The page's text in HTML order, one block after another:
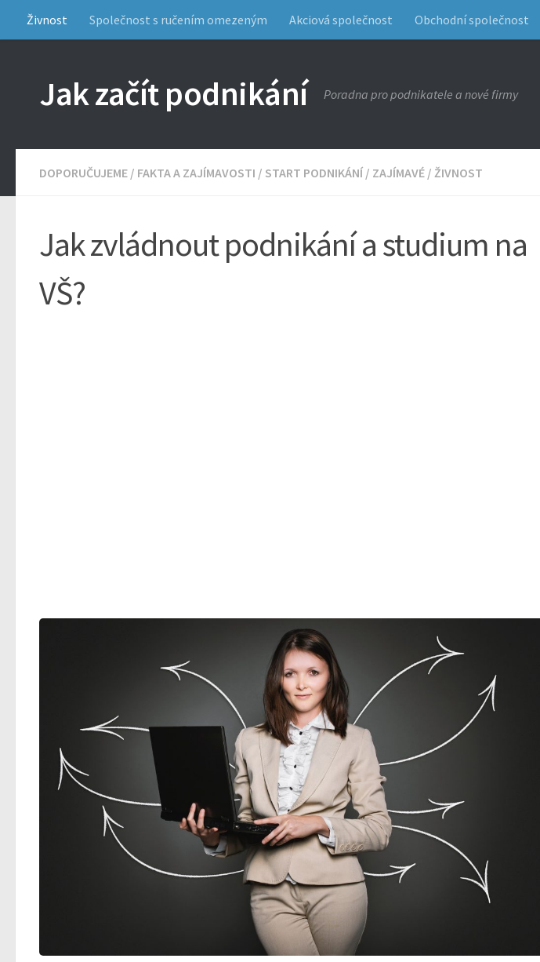
Živnost Společnost s ručením omezeným Akciová společnost Obchodní společnost
Jak začít podnikání Poradna pro podnikatele a nové firmy
DOPORUČUJEME / FAKTA A ZAJÍMAVOSTI / START PODNIKÁNÍ / ZAJÍMAVÉ / ŽIVNOST
Jak zvládnout podnikání a studium na
VŠ?